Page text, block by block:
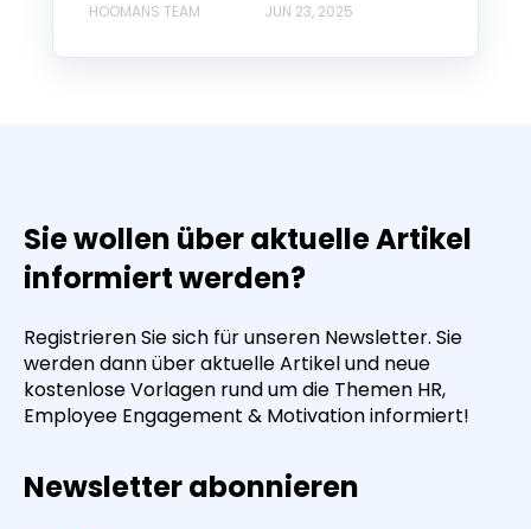
HOOMANS TEAM JUN 23, 2025
Sie wollen über aktuelle Artikel
informiert werden?
Registrieren Sie sich für unseren Newsletter. Sie
werden dann über aktuelle Artikel und neue
kostenlose Vorlagen rund um die Themen HR,
Employee Engagement & Motivation informiert!
Newsletter abonnieren